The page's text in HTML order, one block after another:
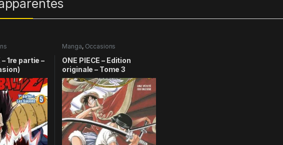
1re partie –
Manga, Occasions
ONE PIECE – Edition
originale – Tome 3